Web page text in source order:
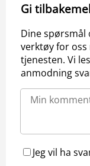
Gi
Dine
verktøy for oss
tjenesten. Vi
anmodning
Jeg vil ha